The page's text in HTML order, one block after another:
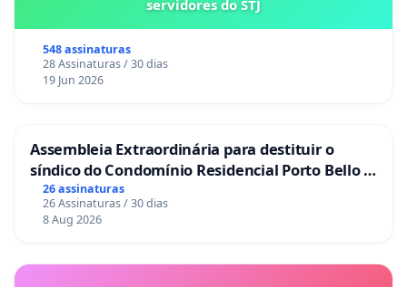
servidores do STJ
548 assinaturas
28 Assinaturas / 30 dias
19 Jun 2026
Assembleia Extraordinária para destituir o
síndico do Condomínio Residencial Porto Bello -
La Casa
26 assinaturas
26 Assinaturas / 30 dias
8 Aug 2026